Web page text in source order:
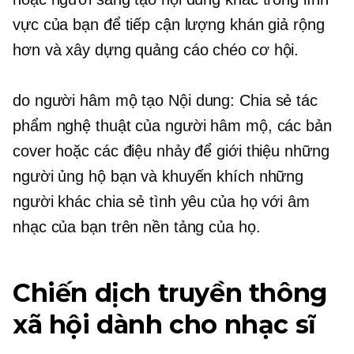
vực của bạn để tiếp cận lượng khán giả rộng
hơn và xây dựngquảng cáo chéo cơ hội.
do người hâm mộ tạo Nội dung: Chia sẻ tác
phẩm nghệ thuật của người hâm mộ, các bản
cover hoặc các điệu nhảy để giới thiệu những
người ủng hộ bạn và khuyến khích những
người khác chia sẻ tình yêu của họ với âm
nhạc của bạn trên nền tảng của họ.
Chiến dịch truyền thông
xã hội dành cho nhạc sĩ